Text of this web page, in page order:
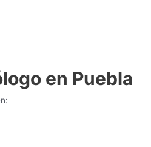
en Puebla